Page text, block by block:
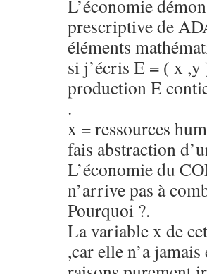
L’économie
prescriptive de
éléments
si j’écris E = ( x
production E
.
x = ressources
fais abstraction
L’économie du
n’arrive pas à
Pourquoi ?.
La variable x de
,car elle n’a